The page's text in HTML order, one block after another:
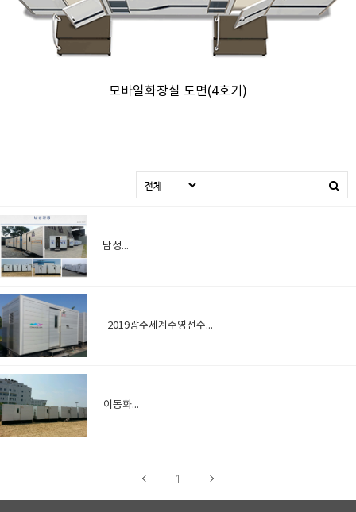
모바일화장실 도면(4호기)
남성전용
2019광주세계수영선수권대회
이동화장실
1